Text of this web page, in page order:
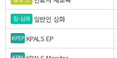
일-심화 일반인 심화
KPEP KPALS EP